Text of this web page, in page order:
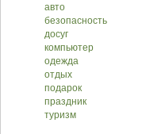
авто
безопасность
досуг
компьютер
одежда
отдых
подарок
праздник
туризм